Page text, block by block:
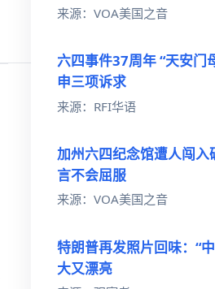
来源：VOA美国之音
六四事件37周年 “天安门
申三项诉求
来源：RFI华语
加州六四纪念馆遭人闯入
言不会屈服
来源：VOA美国之音
特朗普再发照片回味：“
大又漂亮